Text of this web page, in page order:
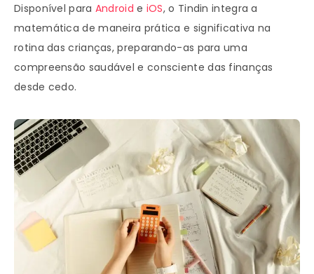
Disponível para Android e iOS, o Tindin integra a
matemática de maneira prática e significativa na
rotina das crianças, preparando-as para uma
compreensão saudável e consciente das finanças
desde cedo.